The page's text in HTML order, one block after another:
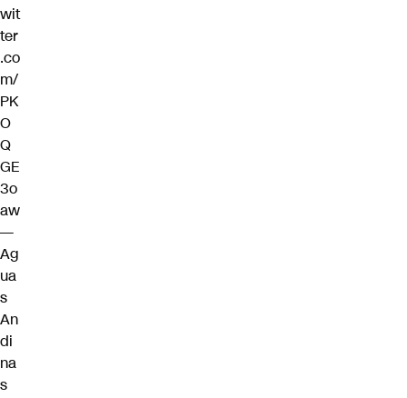
wit
ter
.co
m/
PK
O
Q
GE
3o
aw
—
Ag
ua
s
An
di
na
s